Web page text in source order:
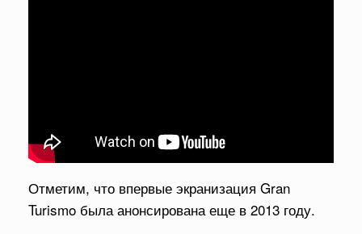
Отметим, что впервые экранизация Gran
Turismo была анонсирована еще в 2013 году.